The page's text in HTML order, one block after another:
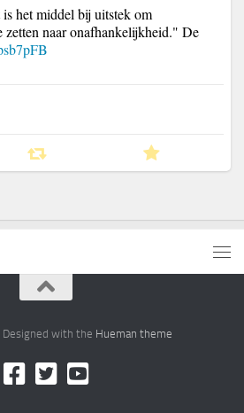
het middel bij uitstek om
zetten naar onafhankelijkheid." De
Designed with the Hueman theme